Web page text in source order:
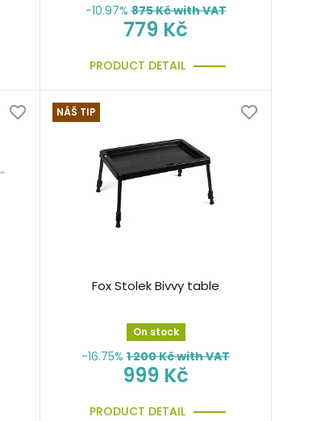
-10.97% 875Kč with VAT
779 Kč
PRODUCT DETAIL
NÁŠ TIP
Fox Stolek Bivvy table
On stock
-16.75% 1 200Kč with VAT
999 Kč
PRODUCT DETAIL